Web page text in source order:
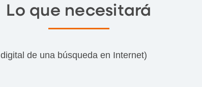
Lo que necesitará
de una búsqueda en Internet)